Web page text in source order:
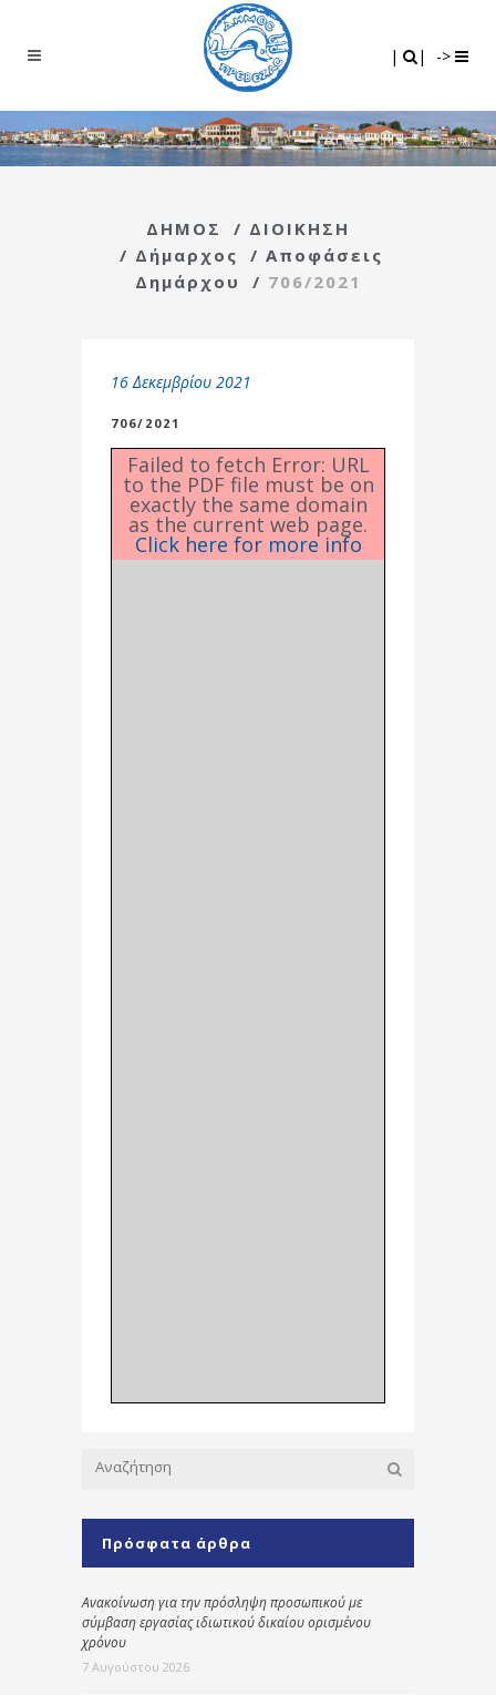
| | ->
ΔΗΜΟΣ / ΔΙΟΙΚΗΣΗ
/ Δήμαρχος / Αποφάσεις
Δημάρχου
/ 706/2021
16 Δεκεμβρίου 2021
706/2021
Failed to fetch Error: URL
to the PDF file must be on
exactly the same domain
as the current web page.
Click here for more info
Πρόσφατα άρθρα
Ανακοίνωση για την πρόσληψη προσωπικού με
σύμβαση εργασίας ιδιωτικού δικαίου ορισμένου
χρόνου
7 Αυγούστου 2026